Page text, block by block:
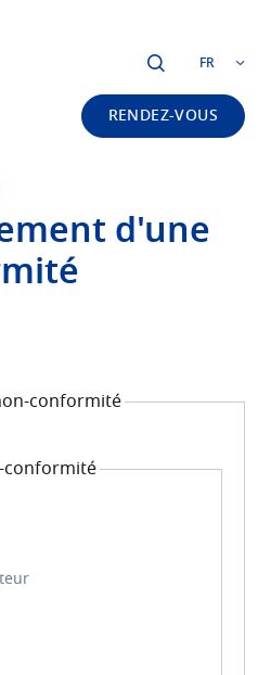
FR
RENDEZ-VOUS
d'une
conformité
conformité